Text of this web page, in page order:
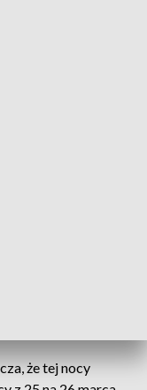
że tej nocy